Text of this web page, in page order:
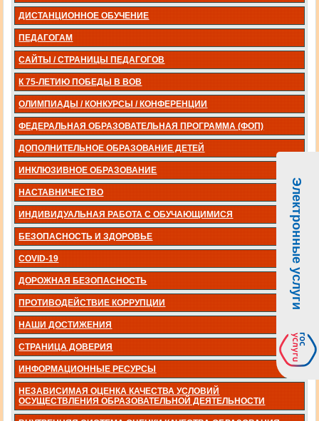
ДИСТАНЦИОННОЕ ОБУЧЕНИЕ
ПЕДАГОГАМ
САЙТЫ / СТРАНИЦЫ ПЕДАГОГОВ
К 75-ЛЕТИЮ ПОБЕДЫ В ВОВ
ОЛИМПИАДЫ / КОНКУРСЫ / КОНФЕРЕНЦИИ
ФЕДЕРАЛЬНАЯ ОБРАЗОВАТЕЛЬНАЯ ПРОГРАММА (ФОП)
ДОПОЛНИТЕЛЬНОЕ ОБРАЗОВАНИЕ ДЕТЕЙ
ИНКЛЮЗИВНОЕ ОБРАЗОВАНИЕ
НАСТАВНИЧЕСТВО
ИНДИВИДУАЛЬНАЯ РАБОТА С ОБУЧАЮЩИМИСЯ
БЕЗОПАСНОСТЬ И ЗДОРОВЬЕ
COVID-19
ДОРОЖНАЯ БЕЗОПАСНОСТЬ
ПРОТИВОДЕЙСТВИЕ КОРРУПЦИИ
НАШИ ДОСТИЖЕНИЯ
СТРАНИЦА ДОВЕРИЯ
ИНФОРМАЦИОННЫЕ РЕСУРСЫ
НЕЗАВИСИМАЯ ОЦЕНКА КАЧЕСТВА УСЛОВИЙ
ОСУЩЕСТВЛЕНИЯ ОБРАЗОВАТЕЛЬНОЙ ДЕЯТЕЛЬНОСТИ
Электронные услуги